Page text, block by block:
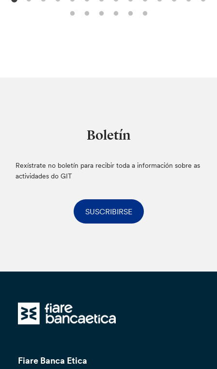
Boletín
Rexístrate no boletín para recibir toda a información sobre as
actividades do GIT
SUSCRIBIRSE
Fiare Banca Etica